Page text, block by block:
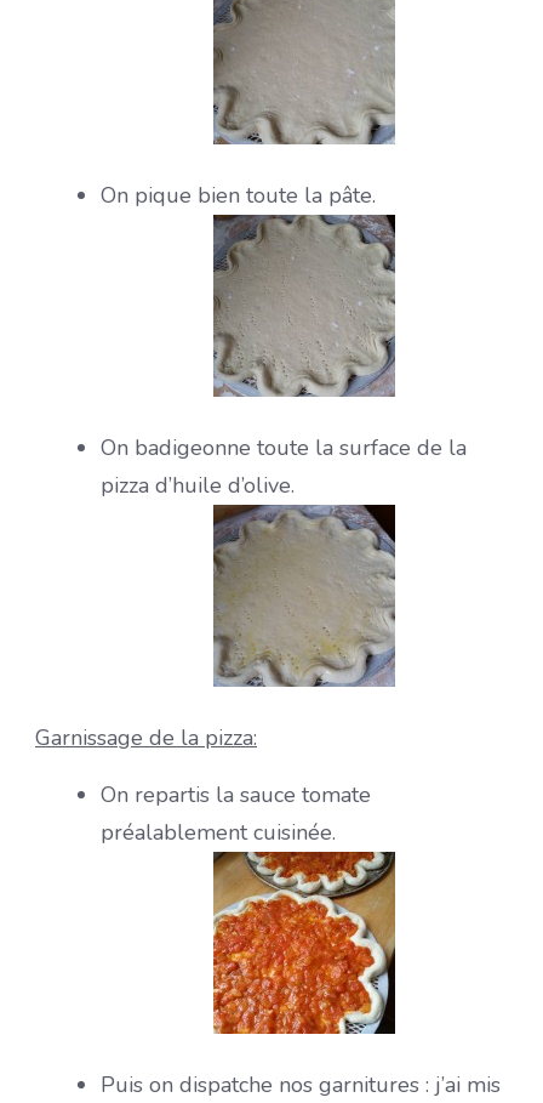
On pique bien toute la pâte.
On badigeonne toute la surface de la
pizza d’huile d’olive.
Garnissage de la pizza:
On repartis la sauce tomate
préalablement cuisinée.
Puis on dispatche nos garnitures : j’ai mis